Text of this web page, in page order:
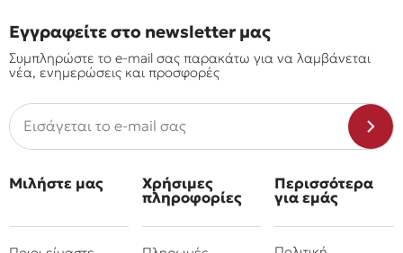
Εγγραφείτε στο newsletter μας
Συμπληρώστε το e-mail σας παρακάτω για να λαμβάνεται
νέα, ενημερώσεις και προσφορές
Μιλήστε μας Χρήσιμες
πληροφορίες
Περισσότερα
για εμάς